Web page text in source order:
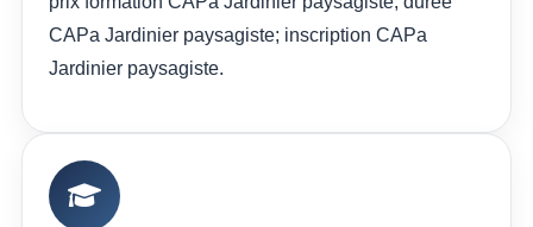
CAPa Jardinier paysagiste; inscription CAPa
Jardinier paysagiste.